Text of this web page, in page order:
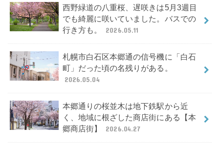
西野緑道の八重桜、遅咲きは5月3週目
でも綺麗に咲いていました。バスでの
行き方も。
2026.05.11
札幌市白石区本郷通の信号機に「白石
町」だった頃の名残りがある。
2026.05.04
本郷通りの桜並木は地下鉄駅から近
く、地域に根ざした商店街にある【本
郷商店街】
2026.04.27